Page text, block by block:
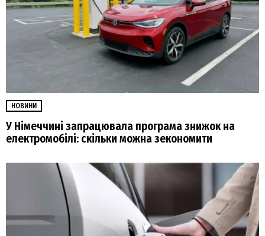
НОВИНИ
У Німеччині запрацювала програма знижок на
електромобілі: скільки можна зекономити